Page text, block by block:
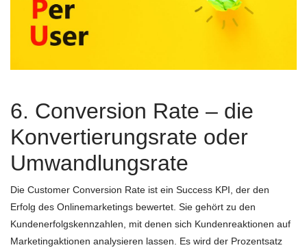
6. Conversion Rate – die
Konvertierungsrate oder
Umwandlungsrate
Die Customer Conversion Rate ist ein Success KPI, der den
Erfolg des Onlinemarketings bewertet. Sie gehört zu den
Kundenerfolgskennzahlen, mit denen sich Kundenreaktionen auf
Marketingaktionen analysieren lassen. Es wird der Prozentsatz